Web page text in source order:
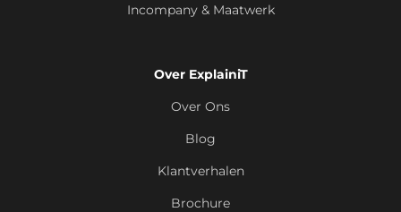
Incompany & Maatwerk
Over ExplainiT
Over Ons
Blog
Klantverhalen
Brochure